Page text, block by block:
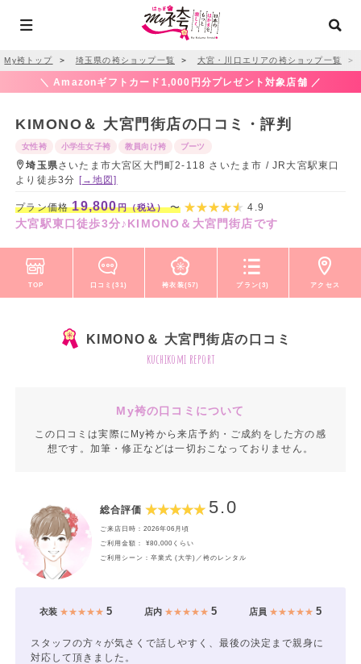
My袴トップ ＞ 埼玉県の袴ショップ一覧 ＞ 大宮・川口エリアの袴ショップ一覧 ＞
＼ Amazonギフトカード1,000円分プレゼント対象店舗 ／
KIMONO＆ 大宮門街店の口コミ・評判
女性袴 小学生女子袴 教員向け袴 ブーツ
埼玉県さいたま市大宮区大門町2-118 さいたま市 / JR大宮駅東口
より徒歩3分 [→地図]
プラン価格19,800円（税込）〜 4.9
大宮駅東口徒歩3分♪KIMONO＆大宮門街店です
TOP 口コミ(31) 袴衣装(57) プラン(3) アクセス
KIMONO＆ 大宮門街店の口コミ
kuchikomi report
My袴の口コミについて
この口コミは実際にMy袴から来店予約・ご成約をした方の感
想です。加筆・修正などは一切おこなっておりません。
総合評価 5.0
ご来店日時：2026年06月頃
ご利用金額： ¥80,000くらい
ご利用シーン：卒業式 (大学)／袴のレンタル
衣装★★★★★ 5 店内★★★★★ 5 店員 ★★★★★5
スタッフの方々が気さくで話しやすく、最後の決定まで親身に
対応して頂きました。